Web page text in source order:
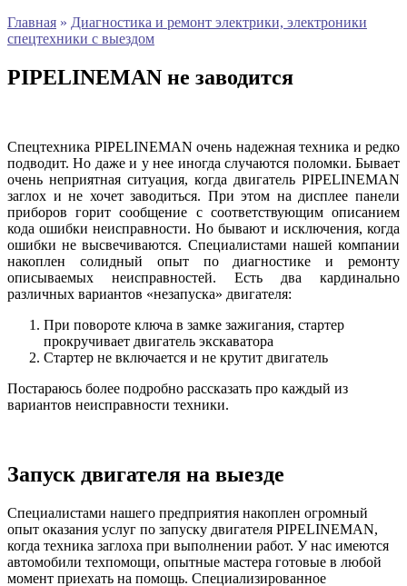
Главная » Диагностика и ремонт электрики, электроники
спецтехники с выездом
PIPELINEMAN не заводится
Спецтехника PIPELINEMAN очень надежная техника и редко
подводит. Но даже и у нее иногда случаются поломки. Бывает
очень неприятная ситуация, когда двигатель PIPELINEMAN
заглох и не хочет заводиться. При этом на дисплее панели
приборов горит сообщение с соответствующим описанием
кода ошибки неисправности. Но бывают и исключения, когда
ошибки не высвечиваются. Специалистами нашей компании
накоплен солидный опыт по диагностике и ремонту
описываемых неисправностей. Есть два кардинально
различных вариантов «незапуска» двигателя:
При повороте ключа в замке зажигания, стартер
прокручивает двигатель экскаватора
Стартер не включается и не крутит двигатель
Постараюсь более подробно рассказать про каждый из
вариантов неисправности техники.
Запуск двигателя на выезде
Специалистами нашего предприятия накоплен огромный
опыт оказания услуг по запуску двигателя PIPELINEMAN,
когда техника заглоха при выполнении работ. У нас имеются
автомобили техпомощи, опытные мастера готовые в любой
момент приехать на помощь. Специализированное